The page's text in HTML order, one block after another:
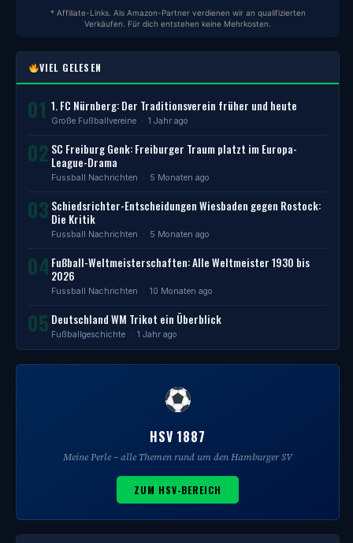
* Affiliate-Links. Als Amazon-Partner verdienen wir an qualifizierten
Verkäufen. Für dich entstehen keine Mehrkosten.
VIEL GELESEN
01 1. FC Nürnberg: Der Traditionsverein früher und heute
Große Fußballvereine · 1 Jahr ago
02 SC Freiburg Genk: Freiburger Traum platzt im Europa-
League-Drama
Fussball Nachrichten · 5 Monaten ago
03 Schiedsrichter-Entscheidungen Wiesbaden gegen Rostock:
Die Kritik
Fussball Nachrichten · 5 Monaten ago
04 Fußball-Weltmeisterschaften: Alle Weltmeister 1930 bis
2026
Fussball Nachrichten · 10 Monaten ago
05 Deutschland WM Trikot ein Überblick
Fußballgeschichte · 1 Jahr ago
HSV 1887
Meine Perle – alle Themen rund um den Hamburger SV
ZUM HSV-BEREICH